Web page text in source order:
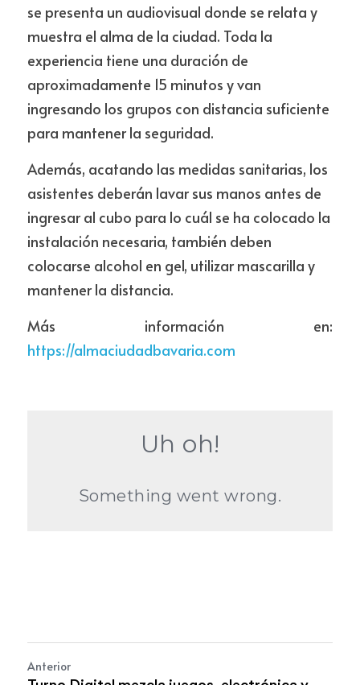
se presenta un audiovisual donde se relata y
muestra el alma de la ciudad. Toda la
experiencia tiene una duración de
aproximadamente 15 minutos y van
ingresando los grupos con distancia suficiente
para mantener la seguridad.
Además, acatando las medidas sanitarias, los
asistentes deberán lavar sus manos antes de
ingresar al cubo para lo cuál se ha colocado la
instalación necesaria, también deben
colocarse alcohol en gel, utilizar mascarilla y
mantener la distancia.
https://almaciudadbavaria.com
Anterior